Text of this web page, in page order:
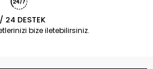
24 DESTEK
bize iletebilirsiniz.